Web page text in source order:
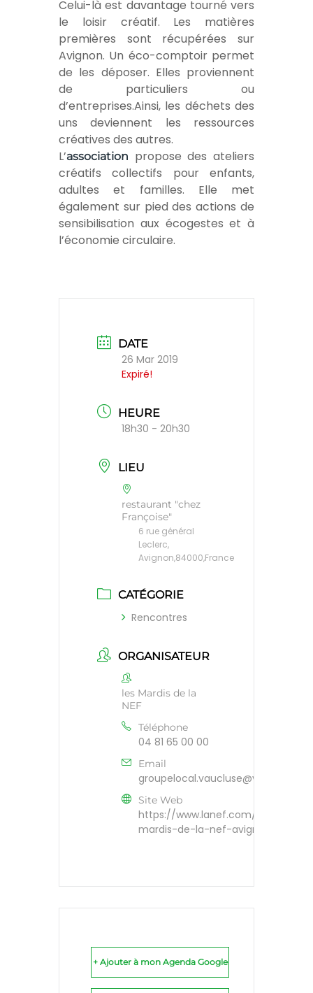
Celui-là est davantage tourné vers
le loisir créatif. Les matières
premières sont récupérées sur
Avignon. Un éco-comptoir permet
de les déposer. Elles proviennent
de particuliers ou
d’entreprises.Ainsi, les déchets des
uns deviennent les ressources
créatives des autres.
L’association propose des ateliers
créatifs collectifs pour enfants,
adultes et familles. Elle met
également sur pied des actions de
sensibilisation aux écogestes et à
l’économie circulaire.
DATE
26 Mar 2019
Expiré!
HEURE
18h30 - 20h30
LIEU
restaurant "chez
Françoise"
6 rue général
Leclerc,
Avignon,84000,France
CATÉGORIE
Rencontres
ORGANISATEUR
les Mardis de la
NEF
Téléphone
04 81 65 00 00
Email
Site Web
https://www.lanef.com/
mardis-de-la-nef-avignon/
+ Ajouter à mon Agenda Google